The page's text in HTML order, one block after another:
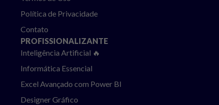
Política de Privacidade
Contato
PROFISSIONALIZANTE
Inteligência Artificial 🔥
Informática Essencial
Excel Avançado com Power BI
Designer Gráfico